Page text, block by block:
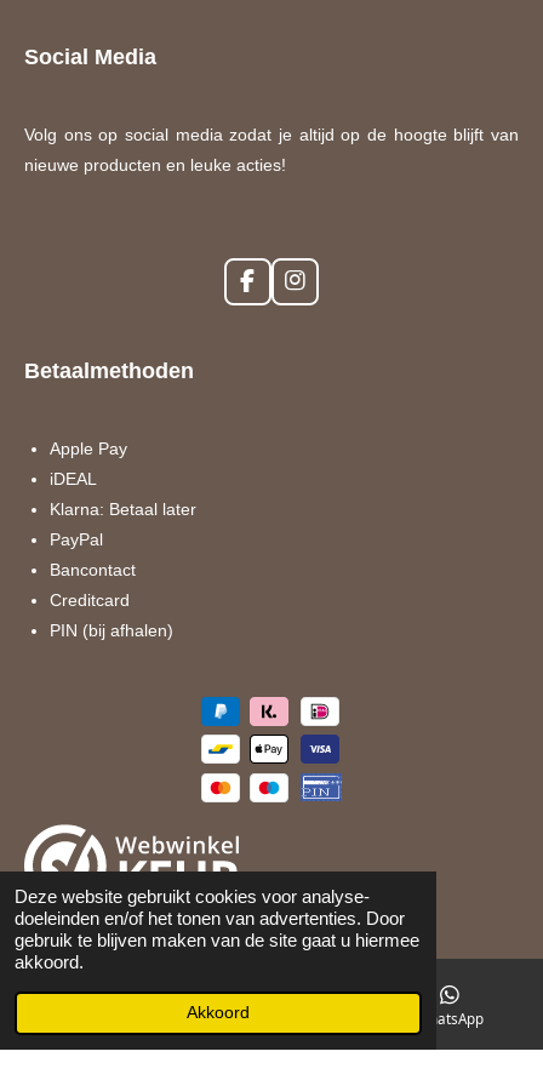
Deze website gebruikt cookies voor analyse-
doeleinden en/of het tonen van advertenties. Door
gebruik te blijven maken van de site gaat u hiermee
akkoord.
Akkoord
Social Media
Volg ons op social media zodat je altijd op de hoogte blijft van
nieuwe producten en leuke acties!
F
a
I
n
Betaalmethoden
Apple Pay
iDEAL
Klarna: Betaal later
PayPal
Bancontact
Creditcard
PIN (bij afhalen)
©2026Maison 105
Facebook WhatsApp